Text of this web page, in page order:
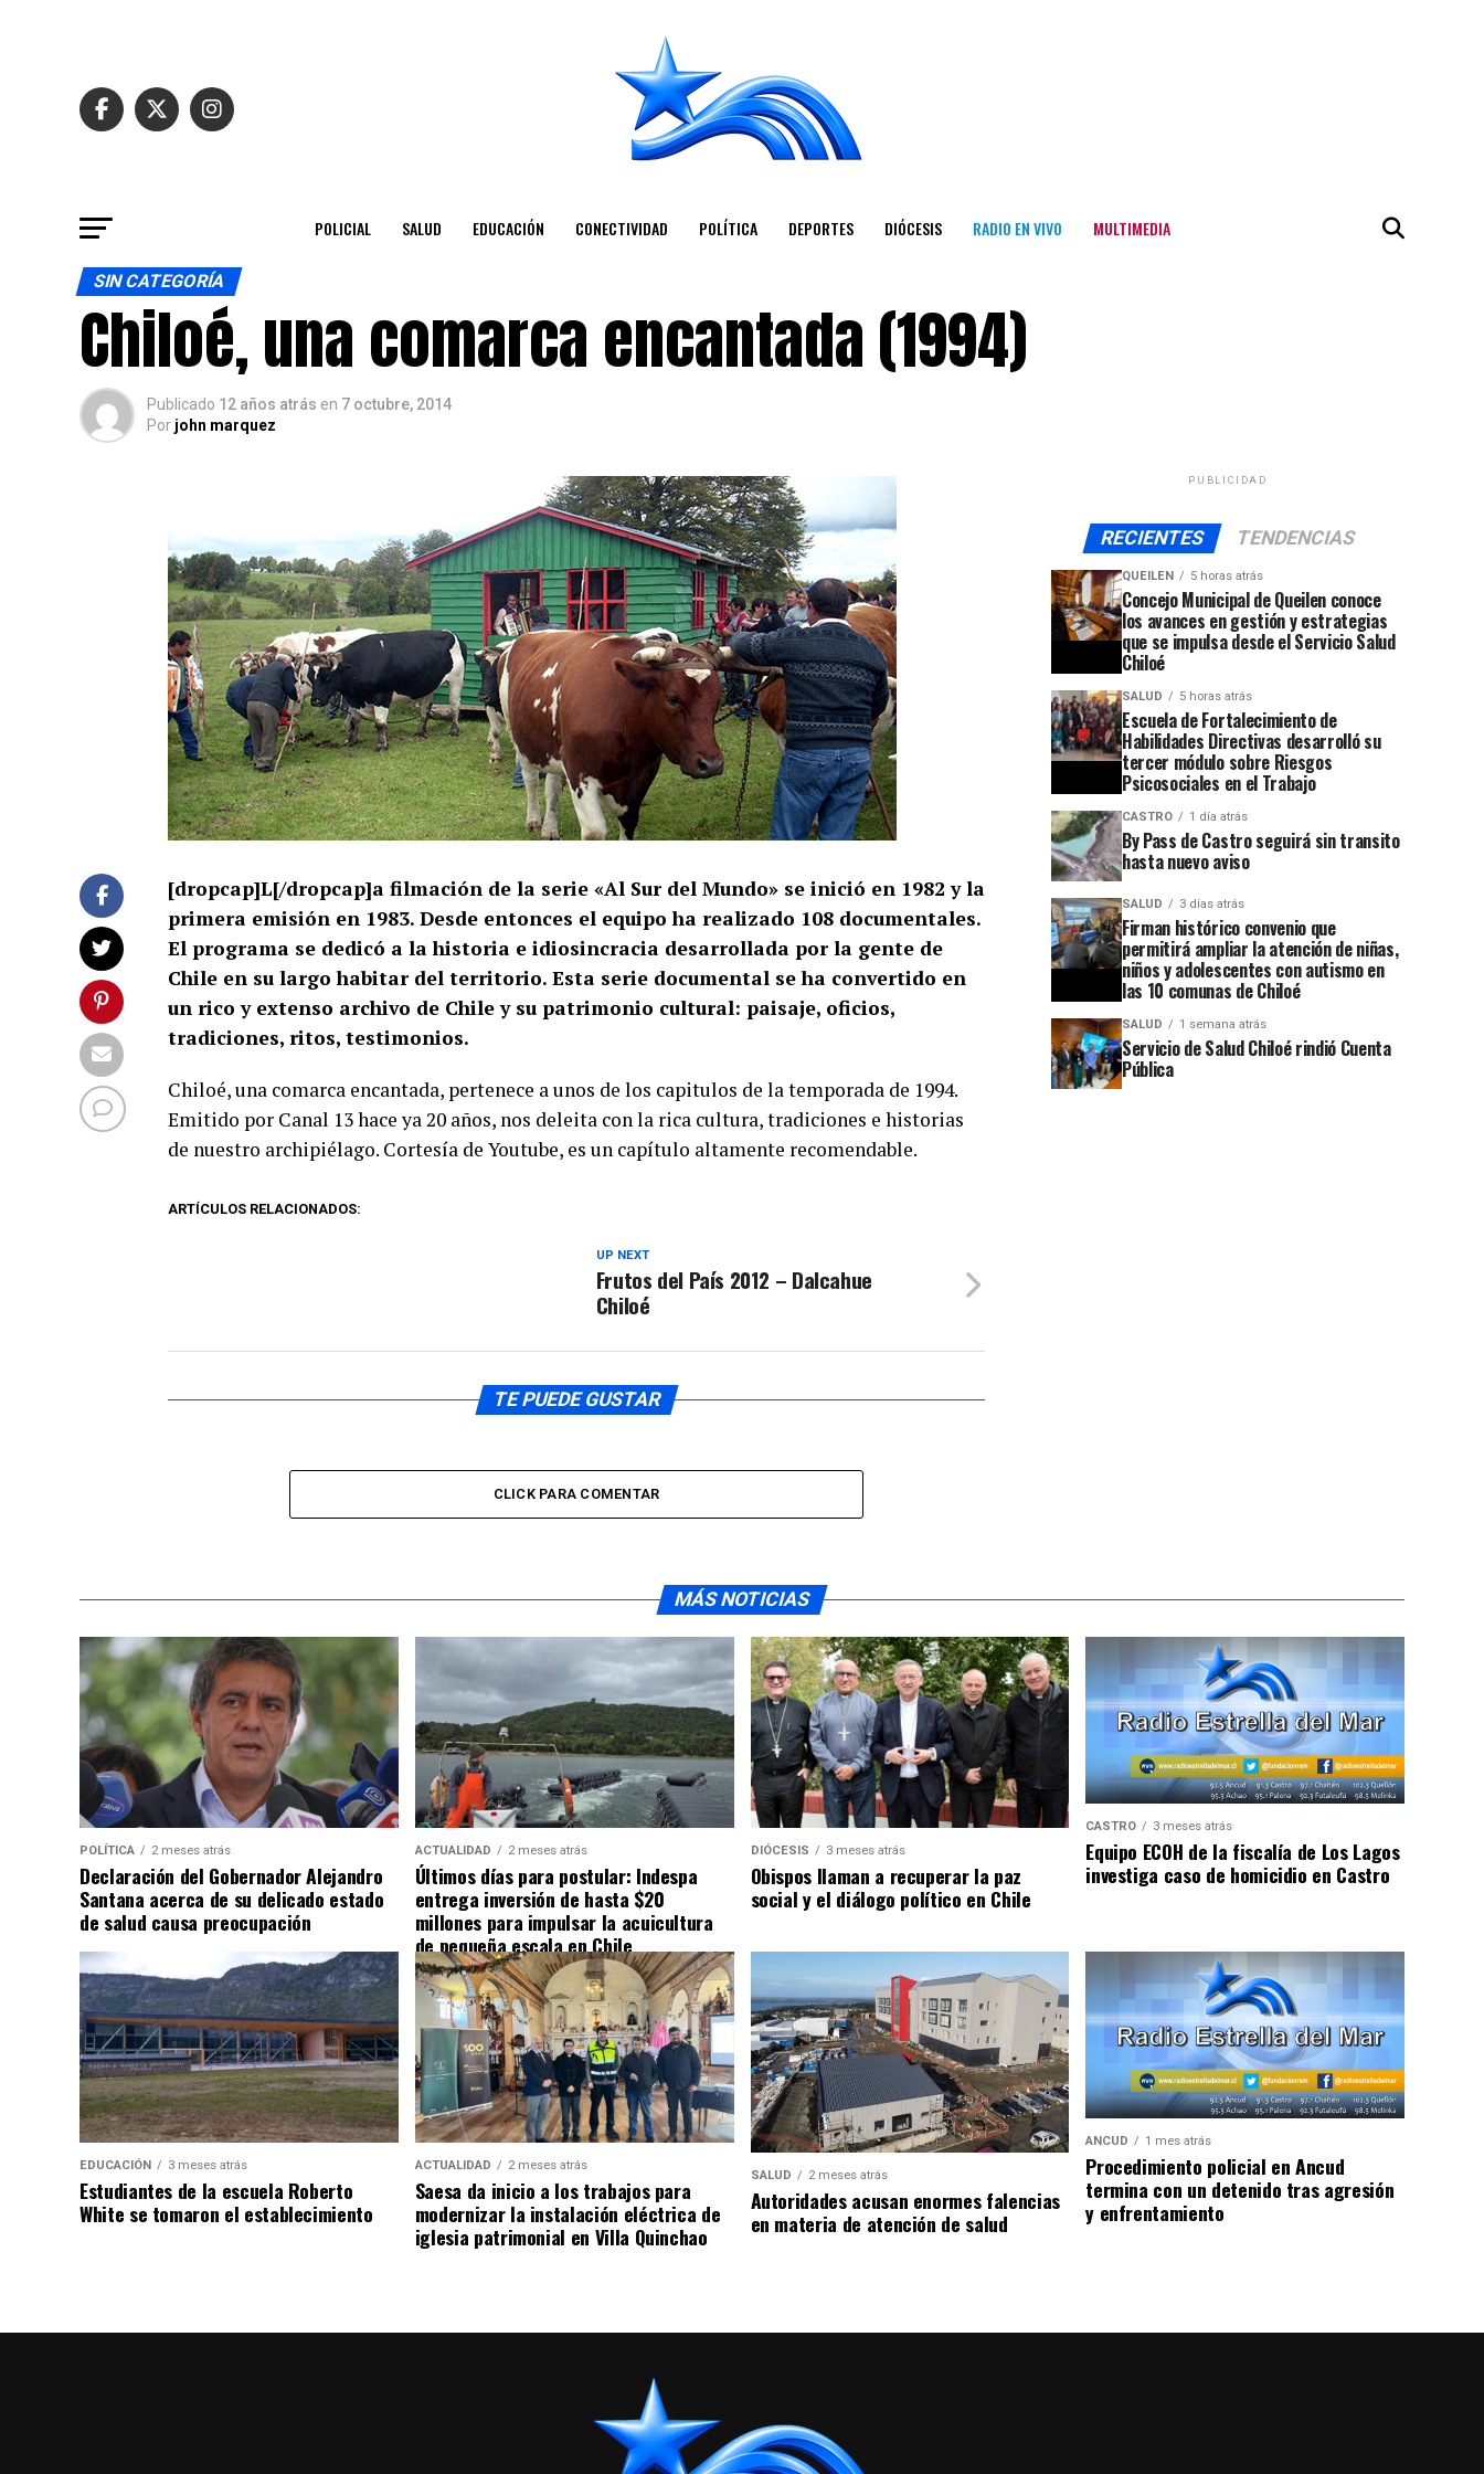
POLICIAL SALUD EDUCACIÓN CONECTIVIDAD POLÍTICA DEPORTES DIÓCESIS RADIO EN VIVO MULTIMEDIA
SIN CATEGORÍA
Chiloé, una comarca encantada (1994)
Publicado 12 años atrás en 7 octubre, 2014
Por john marquez
[dropcap]L[/dropcap]a filmación de la serie «Al Sur del Mundo» se inició en 1982 y la
primera emisión en 1983. Desde entonces el equipo ha realizado 108 documentales.
El programa se dedicó a la historia e idiosincracia desarrollada por la gente de
Chile en su largo habitar del territorio. Esta serie documental se ha convertido en
un rico y extenso archivo de Chile y su patrimonio cultural: paisaje, oficios,
tradiciones, ritos, testimonios.
Chiloé, una comarca encantada, pertenece a unos de los capitulos de la temporada de 1994.
Emitido por Canal 13 hace ya 20 años, nos deleita con la rica cultura, tradiciones e historias
de nuestro archipiélago. Cortesía de Youtube, es un capítulo altamente recomendable.
ARTÍCULOS RELACIONADOS:
UP NEXT
Frutos del País 2012 – Dalcahue
Chiloé
TE PUEDE GUSTAR
CLICK PARA COMENTAR
PUBLICIDAD
RECIENTES TENDENCIAS
QUEILEN 5 horas atrás
Concejo Municipal de Queilen conoce
los avances en gestión y estrategias
que se impulsa desde el Servicio Salud
Chiloé
SALUD 5 horas atrás
Escuela de Fortalecimiento de
Habilidades Directivas desarrolló su
tercer módulo sobre Riesgos
Psicosociales en el Trabajo
CASTRO 1 día atrás
By Pass de Castro seguirá sin transito
hasta nuevo aviso
SALUD 3 días atrás
Firman histórico convenio que
permitirá ampliar la atención de niñas,
niños y adolescentes con autismo en
las 10 comunas de Chiloé
SALUD 1 semana atrás
Servicio de Salud Chiloé rindió Cuenta
Pública
MÁS NOTICIAS
POLÍTICA 2 meses atrás
Declaración del Gobernador Alejandro
Santana acerca de su delicado estado
de salud causa preocupación
ACTUALIDAD 2 meses atrás
Últimos días para postular: Indespa
entrega inversión de hasta $20
millones para impulsar la acuicultura
de pequeña escala en Chile
DIÓCESIS 3 meses atrás
Obispos llaman a recuperar la paz
social y el diálogo político en Chile
CASTRO 3 meses atrás
Equipo ECOH de la fiscalía de Los Lagos
investiga caso de homicidio en Castro
EDUCACIÓN 3 meses atrás
Estudiantes de la escuela Roberto
White se tomaron el establecimiento
ACTUALIDAD 2 meses atrás
Saesa da inicio a los trabajos para
modernizar la instalación eléctrica de
iglesia patrimonial en Villa Quinchao
SALUD 2 meses atrás
Autoridades acusan enormes falencias
en materia de atención de salud
ANCUD 1 mes atrás
Procedimiento policial en Ancud
termina con un detenido tras agresión
y enfrentamiento